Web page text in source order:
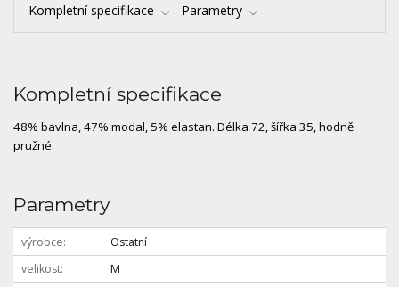
Kompletní specifikace Parametry
Kompletní specifikace
48% bavlna, 47% modal, 5% elastan. Délka 72, šířka 35, hodně
pružné.
Parametry
výrobce
Ostatní
velikost
M